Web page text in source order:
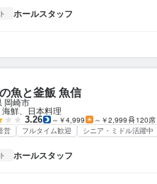
ホールスタッフ
魚と釜飯 魚信
岡崎市
鮮、日本料理
3.26 ～￥4,999 ～￥2,999
120席
営
フルタイム歓迎 シニア・ミドル活躍中
ホールスタッフ